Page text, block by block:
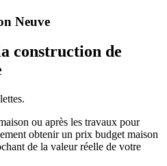
Neuve
construction de
ou après les travaux pour
obtenir un prix budget maison
de la valeur réelle de votre